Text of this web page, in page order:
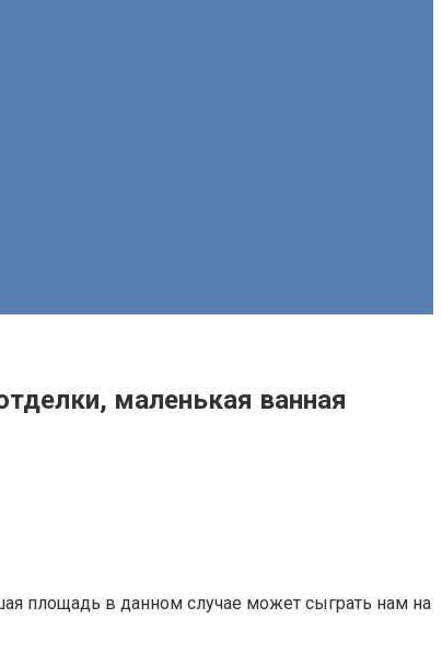
маленькая ванная
площадь в данном случае может сыграть нам на